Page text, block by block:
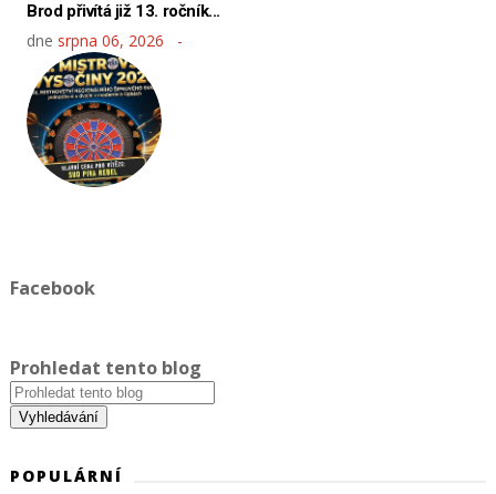
Brod přivítá již 13. ročník...
dne srpna 06, 2026
Facebook
Prohledat tento blog
POPULÁRNÍ